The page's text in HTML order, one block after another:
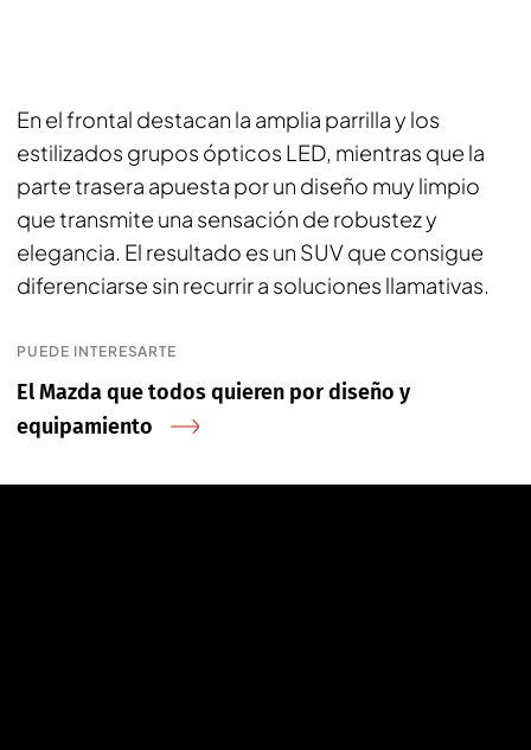
En el frontal destacan la amplia parrilla y los
estilizados grupos ópticos LED, mientras que la
parte trasera apuesta por un diseño muy limpio
que transmite una sensación de robustez y
elegancia. El resultado es un SUV que consigue
diferenciarse sin recurrir a soluciones llamativas.
PUEDE INTERESARTE
El Mazda que todos quieren por diseño y
equipamiento